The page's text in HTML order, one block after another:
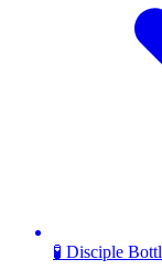
🧪 Disciple